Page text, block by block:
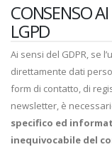
CONSENSO
LGPD
Ai sensi del GDPR, se
direttamente dati
form di contatto, di
newsletter, è
specifico ed
inequivocabile del